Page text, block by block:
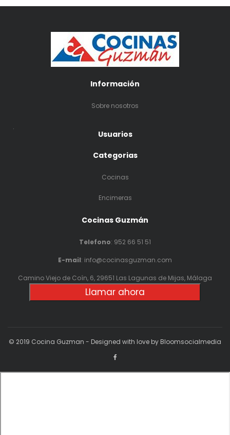
Información
Sobre nosotros
.
Usuarios
Categorias
Cocinas
Encimeras
Cocinas Guzmán
Telefono: 952 66 51 51
E-mail: info@cocinasguzman.com
Camino Viejo de Coín, 6, 29651 Las Lagunas de Mijas, Málaga
Llamar ahora
© 2019 Cocina Guzman - Designed with love by Bloomsocialmedia